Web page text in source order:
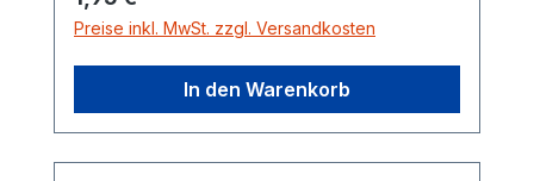
Preise inkl. MwSt. zzgl. Versandkosten
In den Warenkorb